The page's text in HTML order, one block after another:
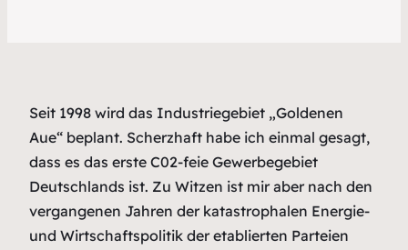
Seit 1998 wird das Industriegebiet „Goldenen
Aue“ beplant. Scherzhaft habe ich einmal gesagt,
dass es das erste C02-feie Gewerbegebiet
Deutschlands ist. Zu Witzen ist mir aber nach den
vergangenen Jahren der katastrophalen Energie-
und Wirtschaftspolitik der etablierten Parteien